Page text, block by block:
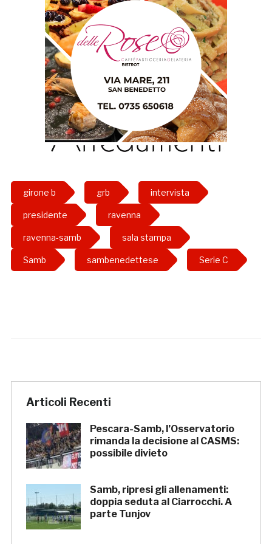
girone b grb intervista
presidente ravenna
ravenna-samb sala stampa
Samb sambenedettese Serie C
Articoli Recenti
Pescara-Samb, l’Osservatorio
rimanda la decisione al CASMS:
possibile divieto
Samb, ripresi gli allenamenti:
doppia seduta al Ciarrocchi. A
parte Tunjov